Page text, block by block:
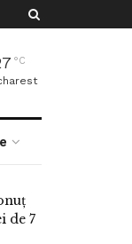
°C
de 7